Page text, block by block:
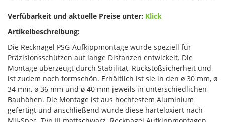
Verfübarkeit und aktuelle Preise unter: Klick
Artikelbeschreibung:
Die Recknagel PSG-Aufkippmontage wurde speziell für
Präzisionsschützen auf lange Distanzen entwickelt. Die
Montage überzeugt durch Stabilität, Rückstoßsicherheit und
ist zudem noch formschön. Erhältlich ist sie in den ø 30 mm, ø
34 mm, ø 36 mm und ø 40 mm jeweils in unterschiedlichen
Bauhöhen. Die Montage ist aus hochfestem Aluminium
gefertigt und anschließend wurde diese harteloxiert nach